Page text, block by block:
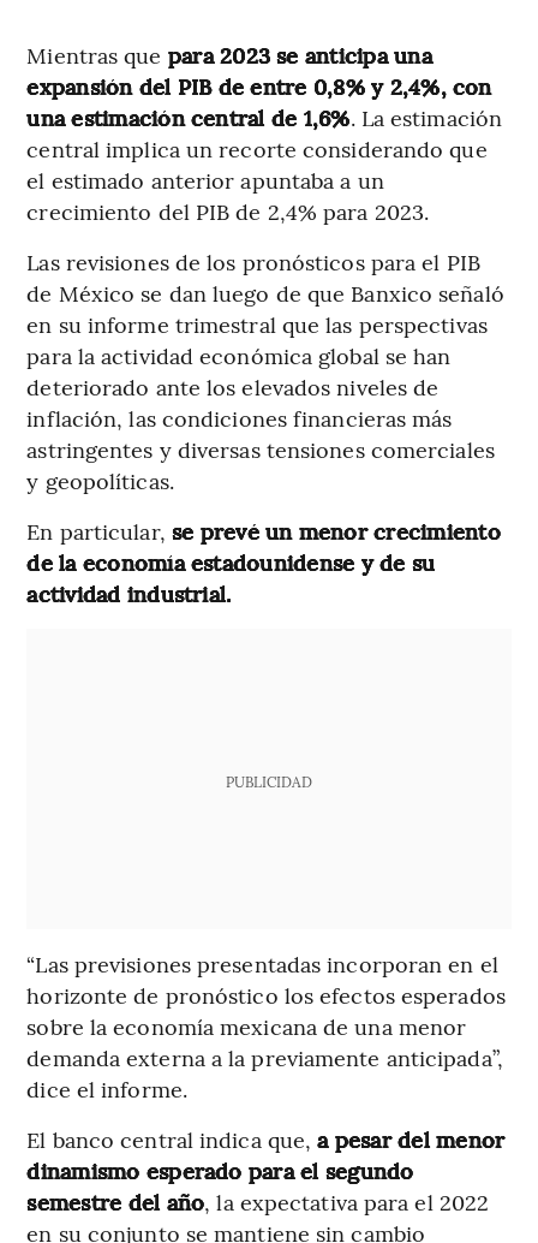
Mientras que para 2023 se anticipa una
expansión del PIB de entre 0,8% y 2,4%, con
una estimación central de 1,6%. La estimación
central implica un recorte considerando que
el estimado anterior apuntaba a un
crecimiento del PIB de 2,4% para 2023.
Las revisiones de los pronósticos para el PIB
de México se dan luego de que Banxico señaló
en su informe trimestral que las perspectivas
para la actividad económica global se han
deteriorado ante los elevados niveles de
inflación, las condiciones financieras más
astringentes y diversas tensiones comerciales
y geopolíticas.
En particular, se prevé un menor crecimiento
de la economía estadounidense y de su
actividad industrial.
PUBLICIDAD
“Las previsiones presentadas incorporan en el
horizonte de pronóstico los efectos esperados
sobre la economía mexicana de una menor
demanda externa a la previamente anticipada”,
dice el informe.
El banco central indica que,a pesar del menor
dinamismo esperado para el segundo
semestre del año, la expectativa para el 2022
en su conjunto se mantiene sin cambio